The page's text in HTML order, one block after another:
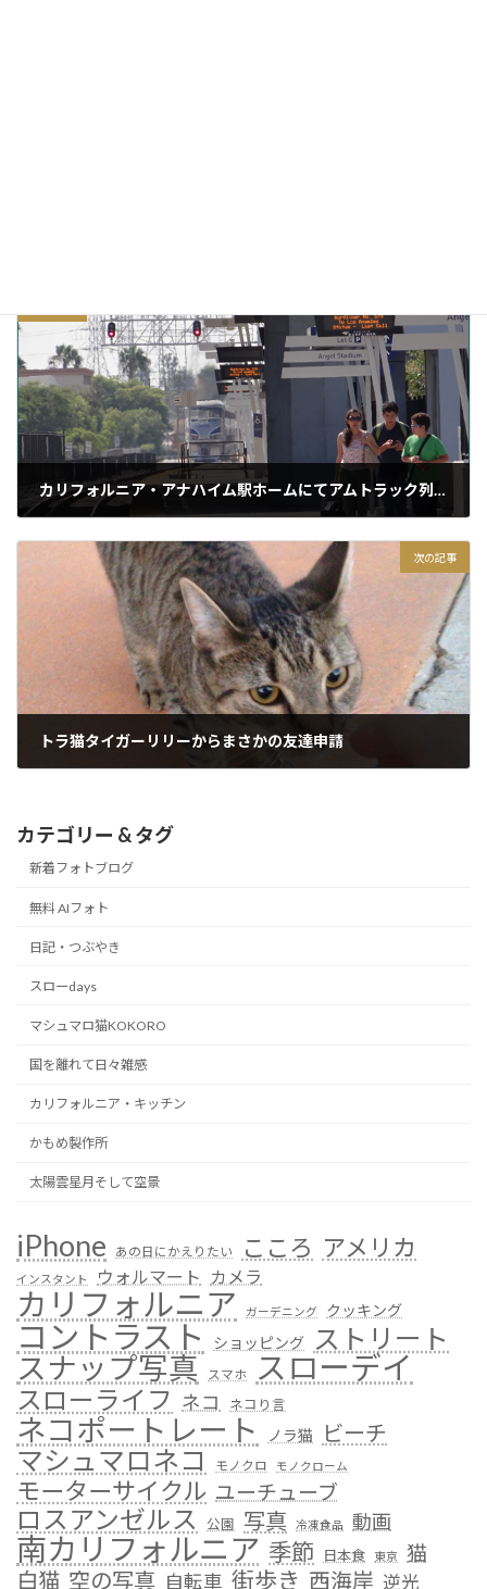
カリフォルニア・アナハイム駅ホームにてアムトラック列車のアナウンス
次の記事
トラ猫タイガーリリーからまさかの友達申請
カテゴリー & タグ
新着フォトブログ
無料 AIフォト
日記・つぶやき
スローdays
マシュマロ猫KOKORO
国を離れて日々雑感
カリフォルニア・キッチン
かもめ製作所
太陽雲星月そして空景
iPhone あの日にかえりたい こころ アメリカ
インスタント ウォルマート カメラ
カリフォルニア ガーデニング クッキング
コントラスト ショッピング ストリート
スナップ写真 スマホ スローデイ
スローライフ ネコ ネコり言
ネコポートレート ノラ猫 ビーチ
マシュマロネコ モノクロ モノクローム
モーターサイクル ユーチューブ
ロスアンゼルス 公園 写真 冷凍食品 動画
南カリフォルニア 季節 日本食 東京 猫
白猫 空の写真 自転車 街歩き 西海岸 逆光